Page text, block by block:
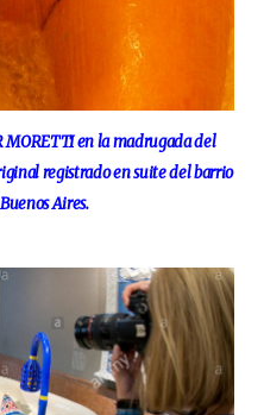
en la madrugada del
registrado en suite del barrio
Aires.